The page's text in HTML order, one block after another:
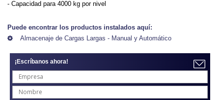
- Capacidad para 4000 kg por nivel
Puede encontrar los productos instalados aquí:
Almacenaje de Cargas Largas - Manual y Automático
¡Escríbanos ahora!